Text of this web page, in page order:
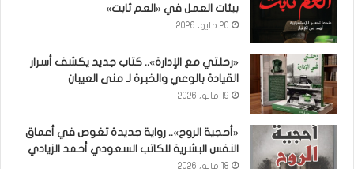
بيئات العمل في «العم ثابت»
20 مايو، 2026
«رحلتي مع الإدارة».. كتاب جديد يكشف أسرار
القيادة بالوعي والخبرة لـ منى العيبان
19 مايو، 2026
«أحجية الروح».. رواية جديدة تغوص في أعماق
النفس البشرية للكاتب السعودي أحمد الزيادي
18 مايو، 2026